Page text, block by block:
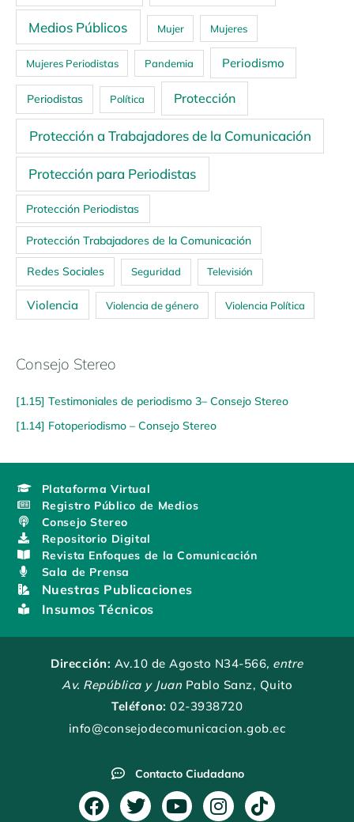
Medios Públicos Mujer Mujeres
Mujeres Periodistas Pandemia Periodismo
Periodistas Política Protección
Protección a Trabajadores de la Comunicación
Protección para Periodistas
Protección Periodistas
Protección Trabajadores de la Comunicación
Redes Sociales Seguridad Televisión
Violencia Violencia de género Violencia Política
Consejo Stereo
[1.15] Testimoniales de periodismo 3– Consejo Stereo
[1.14] Fotoperiodismo – Consejo Stereo
Plataforma Virtual
Registro Público de Medios
Consejo Stereo
Repositorio Digital
Revista Enfoques de la Comunicación
Sala de Prensa
Nuestras Publicaciones
Insumos Técnicos
Dirección: Av.10 de Agosto N34-566, entre
Av. República y Juan Pablo Sanz, Quito
Teléfono: 02-3938720
info@consejodecomunicacion.gob.ec
Contacto Ciudadano
F
T
Y
I
T